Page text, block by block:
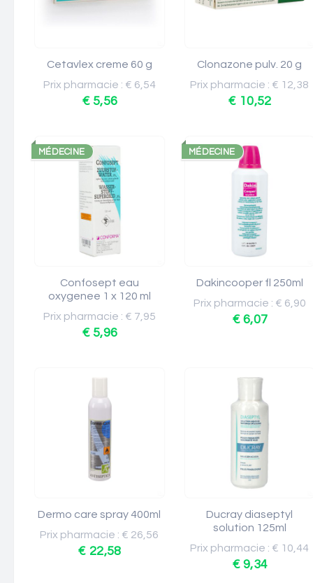
Cetavlex creme 60 g
Prix pharmacie : € 6,54
€ 5,56
Clonazone pulv. 20 g
Prix pharmacie : € 12,38
€ 10,52
MÉDECINE
Confosept eau
oxygenee 1 x 120 ml
Prix pharmacie : € 7,95
€ 5,96
MÉDECINE
Dakincooper fl 250ml
Prix pharmacie : € 6,90
€ 6,07
Dermo care spray 400ml
Prix pharmacie : € 26,56
€ 22,58
Ducray diaseptyl
solution 125ml
Prix pharmacie : € 10,44
€ 9,34